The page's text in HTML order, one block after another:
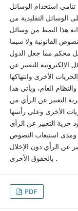
تنامي استخدام الوسائل
الوسائل التقليدية من
هذا النمط من وسائل
القانونية ولا سيما
محكم مما جعل الدول
للتعبير عن
الأخرى وانتهاكها
العام، ويأتي هذا
التعبير عن الرأي من
الأخرى وعلى رأسها
حرية التعبير عن الرأي
ومدى استيعاب النصوص
عن الرأي دون الإخلال
بالحقوق الأخرى .
PDF